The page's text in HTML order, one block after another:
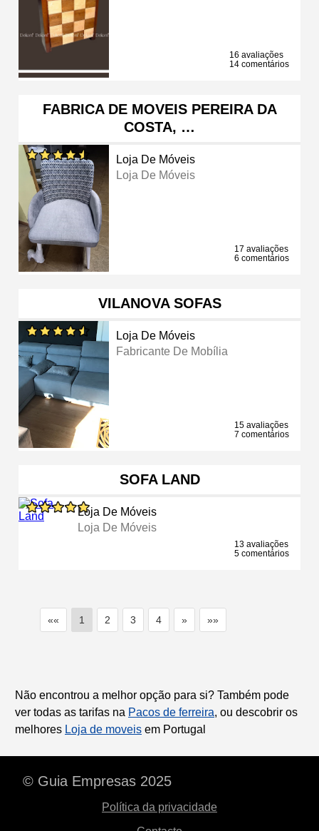
16 avaliações
14 comentários
FABRICA DE MOVEIS PEREIRA DA
COSTA, …
Loja De Móveis
Loja De Móveis
17 avaliações
6 comentários
VILANOVA SOFAS
Loja De Móveis
Fabricante De Mobília
15 avaliações
7 comentários
SOFA LAND
Loja De Móveis
Loja De Móveis
13 avaliações
5 comentários
«« 1 2 3 4 » »»
Não encontrou a melhor opção para si? Também pode
ver todas as tarifas na Pacos de ferreira, ou descobrir os
melhores Loja de moveis em Portugal
© Guia Empresas 2025
Política da privacidade